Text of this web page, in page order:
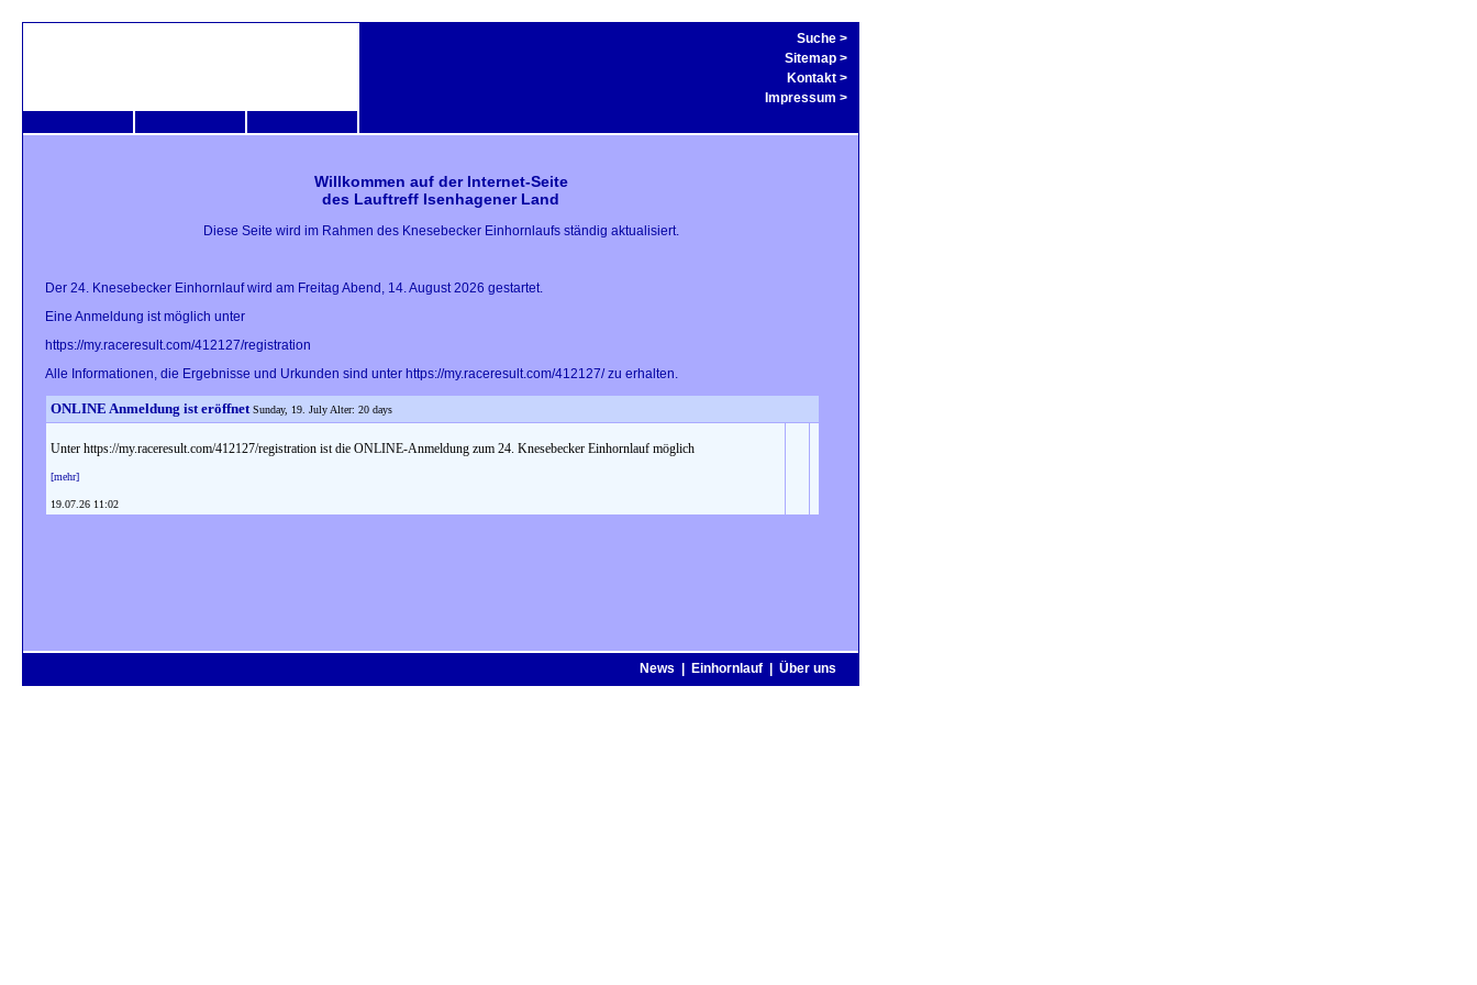
Suche >
Sitemap >
Kontakt >
Impressum >
Willkommen auf der Internet-Seite
des Lauftreff Isenhagener Land
Diese Seite wird im Rahmen des Knesebecker Einhornlaufs ständig aktualisiert.
Der 24. Knesebecker Einhornlauf wird am Freitag Abend, 14. August 2026 gestartet.
Eine Anmeldung ist möglich unter
https://my.raceresult.com/412127/registration
Alle Informationen, die Ergebnisse und Urkunden sind unter https://my.raceresult.com/412127/ zu erhalten.
ONLINE Anmeldung ist eröffnet Sunday, 19. July Alter: 20 days
Unter https://my.raceresult.com/412127/registration ist die ONLINE-Anmeldung zum 24. Knesebecker Einhornlauf möglich
[mehr]
19.07.26 11:02
News Einhornlauf Über uns